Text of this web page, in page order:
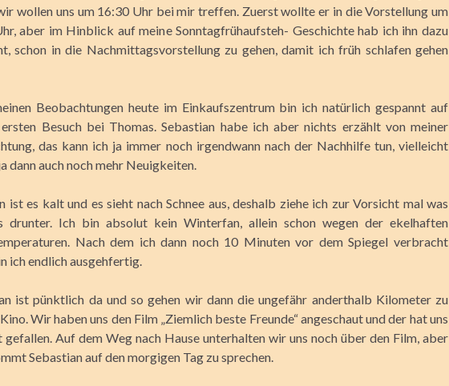
wollen uns um 16:30 Uhr bei mir treffen. Zuerst wollte er in die Vorstellung um
aber im Hinblick auf meine Sonntagfrühaufsteh- Geschichte hab ich ihn dazu
schon in die Nachmittagsvorstellung zu gehen, damit ich früh schlafen gehen
Beobachtungen heute im Einkaufszentrum bin ich natürlich gespannt auf
Besuch bei Thomas. Sebastian habe ich aber nichts erzählt von meiner
das kann ich ja immer noch irgendwann nach der Nachhilfe tun, vielleicht
dann auch noch mehr Neuigkeiten.
ist es kalt und es sieht nach Schnee aus, deshalb ziehe ich zur Vorsicht mal was
drunter. Ich bin absolut kein Winterfan, allein schon wegen der ekelhaften
Nach dem ich dann noch 10 Minuten vor dem Spiegel verbracht
ich endlich ausgehfertig.
ist pünktlich da und so gehen wir dann die ungefähr anderthalb Kilometer zu
Wir haben uns den Film „Ziemlich beste Freunde“ angeschaut und der hat uns
gefallen. Auf dem Weg nach Hause unterhalten wir uns noch über den Film, aber
Sebastian auf den morgigen Tag zu sprechen.